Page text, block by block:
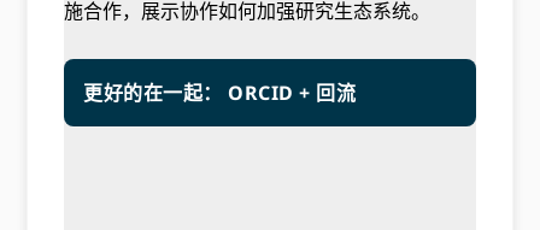
施合作，展示协作如何加强研究生态系统。
更好的在一起： ORCID + 回流